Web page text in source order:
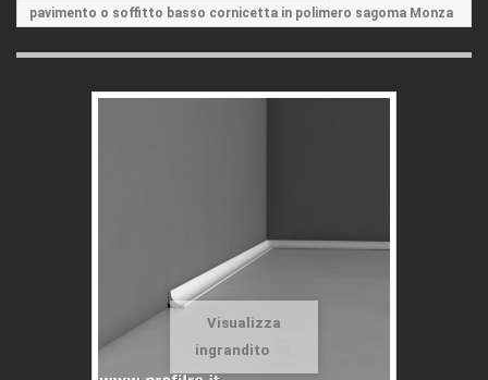
pavimento o soffitto basso cornicetta in polimero sagoma Monza
Visualizza
ingrandito